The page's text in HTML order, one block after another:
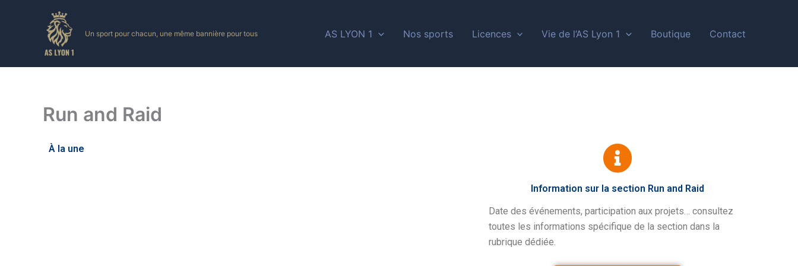
Un sport pour chacun, une même bannière pour tous AS LYON 1 Nos sports Licences Vie de l’AS Lyon 1 Boutique Contact
Run and Raid
À la une
Information sur la section Run and Raid
Date des événements, participation aux projets… consultez
toutes les informations spécifique de la section dans la
rubrique dédiée.